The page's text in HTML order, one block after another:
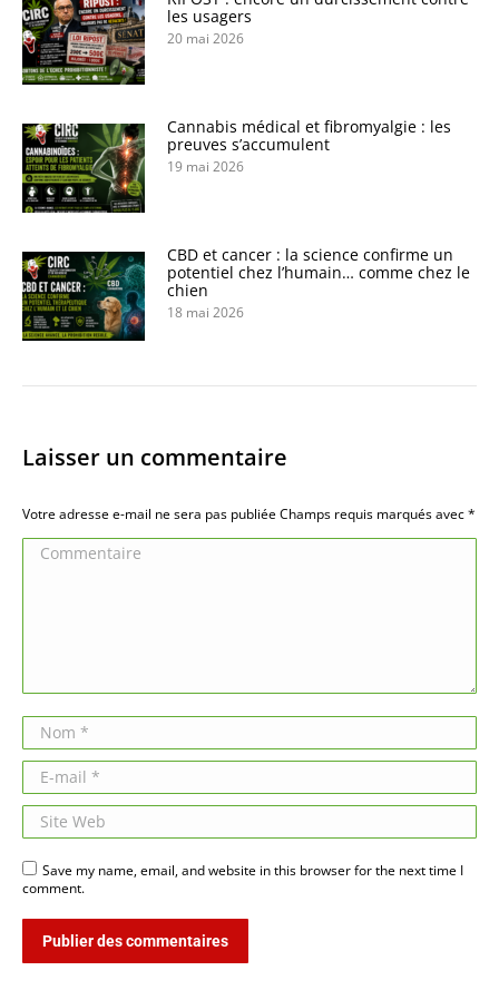
les usagers
20 mai 2026
Cannabis médical et fibromyalgie : les
preuves s’accumulent
19 mai 2026
CBD et cancer : la science confirme un
potentiel chez l’humain… comme chez le
chien
18 mai 2026
Laisser un commentaire
Votre adresse e-mail ne sera pas publiée Champs requis marqués avec*
Commentaire
Nom *
E-mail *
Site Web
Save my name, email, and website in this browser for the next time I
comment.
Publier des commentaires